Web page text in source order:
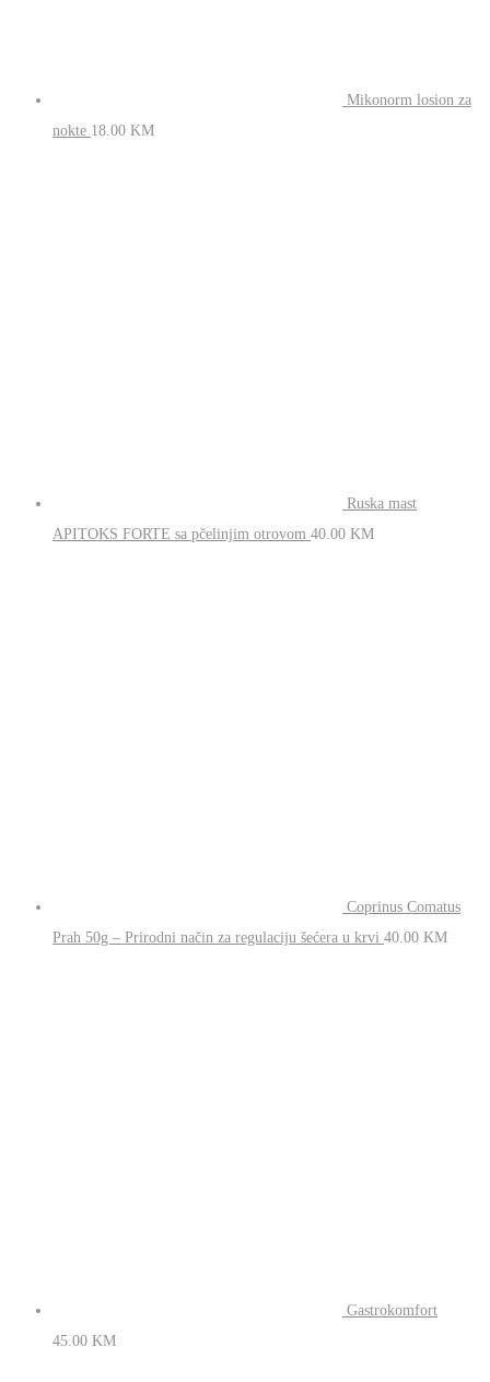
Mikonorm losion za
nokte 18.00 KM
Ruska mast
APITOKS FORTE sa pčelinjim otrovom 40.00 KM
Coprinus Comatus
Prah 50g – Prirodni način za regulaciju šećera u krvi 40.00 KM
Gastrokomfort
45.00 KM